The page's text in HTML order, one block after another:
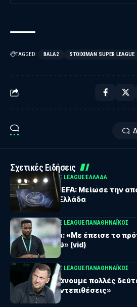
TAGGED: BALA2 STOIXIMAN SUPER LEAGUE
Σχετικές Ειδήσεις
UEFA CONFERENCE LEAGUEΕΛΛΑΔΑ
Βαθμολογία UEFA: Μείωσε την
και Τσεχία η Ελλάδα
UEFA CONFERENCE LEAGUEΠΑΝΑΘΗΝΑΪΚΟΣ
Λιβάι Γκαρσία: «Με έπεισε το
Παναθηναϊκού» (vid)
UEFA CONFERENCE LEAGUEΠΑΝΑΘΗΝΑΪΚΟΣ
Νίστρουπ: «Χάνουμε πολλές
δεχόμαστε αντεπιθέσεις»